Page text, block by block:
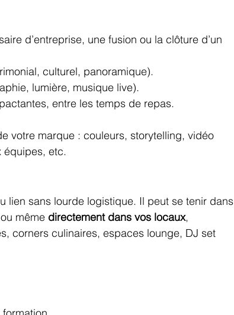
d’entreprise, une fusion ou la clôture d’un
culturel, panoramique).
lumière, musique live).
entre les temps de repas.
votre marque : couleurs, storytelling, vidéo
équipes, etc.
lien sans lourde logistique. Il peut se tenir dans
même directement dans vos locaux,
corners culinaires, espaces lounge, DJ set